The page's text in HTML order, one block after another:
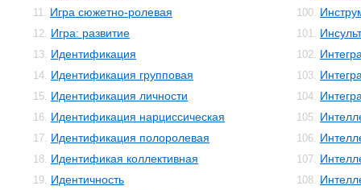
11. Игра сюжетно-ролевая
12. Игра: развитие
13. Идентификация
14. Идентификация групповая
15. Идентификация личности
16. Идентификация нарциссическая
17. Идентификация полоролевая
18. Идентификая коллективная
19. Идентичность
100.
101. Инсульт
102.
103.
104.
105.
106.
107.
108.